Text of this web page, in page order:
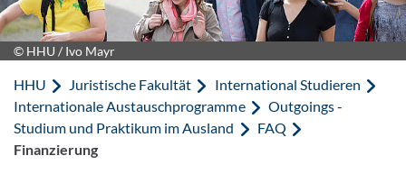
© HHU / Ivo Mayr
HHU Juristische Fakultät
International Studieren
Internationale Austauschprogramme
Outgoings -
Studium und Praktikum im Ausland
FAQ
Finanzierung